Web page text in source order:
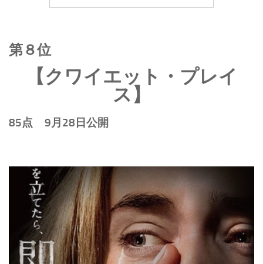
第８位
【クワイエット・プレイ
ス】
85点 9月28日公開